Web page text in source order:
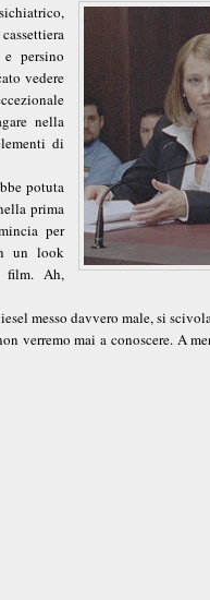
persino
vedere
nella
di
potuta
prima
per
un look
film. Ah,
messo davvero male, si
verremo mai a conoscere. A